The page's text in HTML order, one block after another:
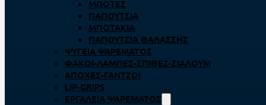
ΜΠΌΤΕΣ
ΠΑΠΟΎΤΣΙΑ
ΜΠΟΤΆΚΙΑ
ΠΑΠΟΎΤΣΙΑ ΘΑΛΆΣΣΗΣ
ΨΥΓΕΊΑ ΨΑΡΈΜΑΤΟΣ
ΦΑΚΟΊ-ΛΆΜΠΕΣ-ΣΠΊΘΕΣ-ΣΊΑΛΟΥΜ
ΑΠΌΧΕΣ-ΓΆΝΤΖΟΙ
LIP-GRIPS
EΡΓΑΛΕΊΑ ΨΑΡΈΜΑΤΟΣ